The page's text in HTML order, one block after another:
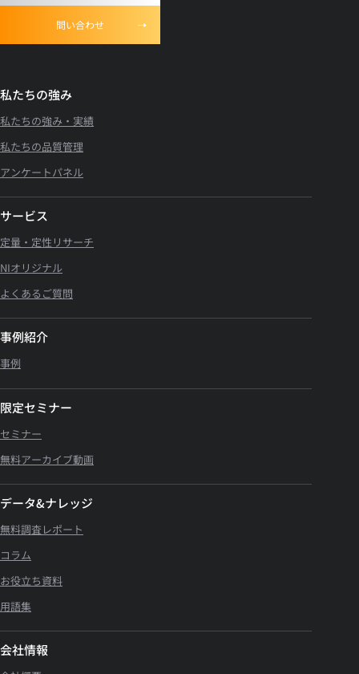
問い合わせ
私たちの強み
私たちの強み・実績
私たちの品質管理
アンケートパネル
サービス
定量・定性リサーチ
NIオリジナル
よくあるご質問
事例紹介
事例
限定セミナー
セミナー
無料アーカイブ動画
データ&ナレッジ
無料調査レポート
コラム
お役立ち資料
用語集
会社情報